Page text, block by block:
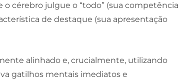
o cérebro julgue o “todo” (sua competência
de destaque (sua apresentação
alinhado e, crucialmente, utilizando
gatilhos mentais imediatos e